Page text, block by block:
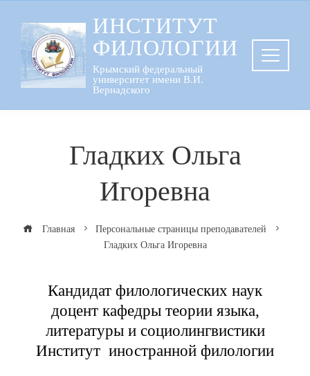
содержанию
ИНСТИТУТ
ФИЛОЛОГИИ
Крымский федеральный
университет имени В.И.
Вернадского
Гладких Ольга
Игоревна
Главная
Персональные страницы преподавателей
Гладких Ольга Игоревна
Кандидат филологических наук
доцент кафедры теории языка,
литературы и социолингвистики
Институт иностранной филологии